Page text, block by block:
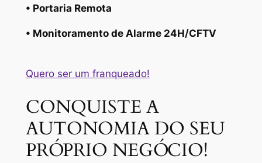
• Portaria Remota
• Monitoramento de Alarme 24H/CFTV
Quero ser um franqueado!
CONQUISTE A
AUTONOMIA DO SEU
PRÓPRIO NEGÓCIO!